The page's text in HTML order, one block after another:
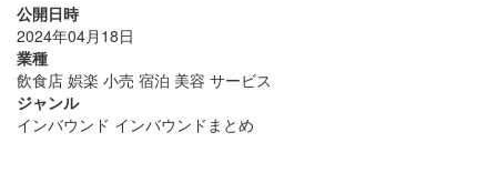
公開日時
2024年04月18日
業種
飲食店 娯楽 小売 宿泊 美容 サービス
ジャンル
インバウンド インバウンドまとめ